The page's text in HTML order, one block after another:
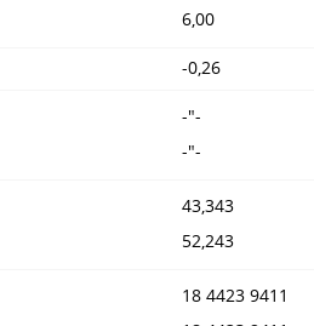
6,00
-0,26
-"-
-"-
43,343
52,243
18 4423 9411